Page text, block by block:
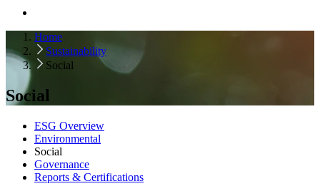
Home
Sustainability
Social
Social
ESG Overview
Environmental
Social
Governance
Reports & Certifications